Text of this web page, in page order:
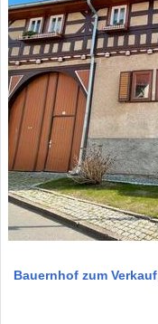
Bauernhof zum